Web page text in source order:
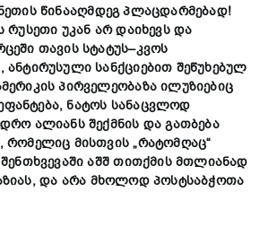
წინააღმდეგ პლაცდარმებად!
რუსეთი უკან არ დაიხევს და
თავის სტატუს–კვოს
, ანტირუსული სანქციებით შეწუხებულ
პირველეობაზა ილუზიებიც
ნატოს სანაცვლოდ
ალიანს შექმნის და გათბება
რომელიც მისთვის „რატომღაც“
აშშ თითქმის მთლიანად
, და არა მხოლოდ პოსტსაბჭოთა